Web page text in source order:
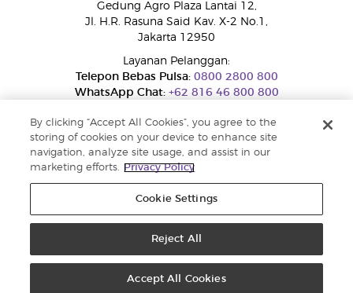
Gedung Agro Plaza Lantai 12,
Jl. H.R. Rasuna Said Kav. X-2 No.1,
Jakarta 12950
Layanan Pelanggan:
Telepon Bebas Pulsa:0800 2800 800
WhatsApp Chat:+62 816 46 800 800
Layanan Pengaduan Konsumen
Direktorat Jenderal Perlindungan Konsumen dan Tertib Niaga
Kementerian Perdagangan RI.
Nomor WhatsApp Ditjen PTKN 0853-1111-1010
By clicking “Accept All Cookies”, you agree to the
storing of cookies on your device to enhance site
navigation, analyze site usage, and assist in our
marketing efforts.
Privacy Policy
Cookie Settings
Reject All
Accept All Cookies